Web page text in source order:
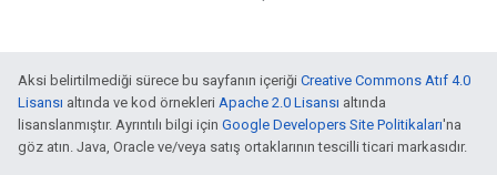
Aksi belirtilmediği sürece bu sayfanın içeriği Creative Commons Atıf 4.0
Lisansı altında ve kod örnekleri Apache 2.0 Lisansı altında
lisanslanmıştır. Ayrıntılı bilgi için Google Developers Site Politikaları'na
göz atın. Java, Oracle ve/veya satış ortaklarının tescilli ticari markasıdır.